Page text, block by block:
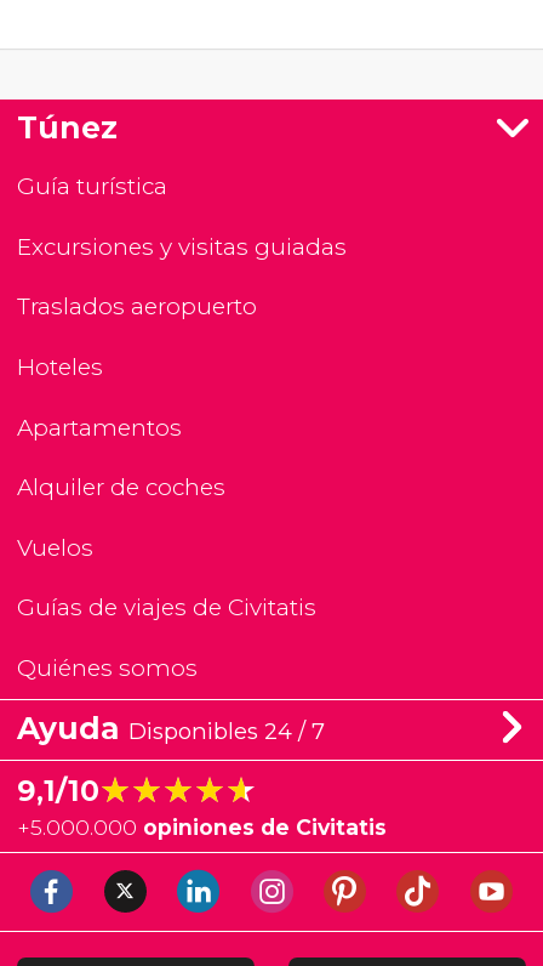
Túnez
Guía turística
Excursiones y visitas guiadas
Traslados aeropuerto
Hoteles
Apartamentos
Alquiler de coches
Vuelos
Guías de viajes de Civitatis
Quiénes somos
Ayuda Disponibles 24 / 7
9,1/10★★★★★
★★★★★
+5.000.000 opiniones de Civitatis